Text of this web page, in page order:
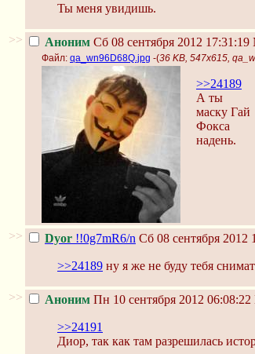
Ты меня увидишь.
>> Аноним Сб 08 сентября 2012 17:31:19
Файл: qa_wn96D68Q.jpg -(36 KB, 547x615,
>>24189
А ты
маску Гай
Фокса
надень.
>> Dyor !!0g7mR6/n Сб 08 сентября 2012
>>24189 ну я же не буду тебя
>> Аноним Пн 10 сентября 2012 06:08:22
>>24191
Диор, так как там разрешилась